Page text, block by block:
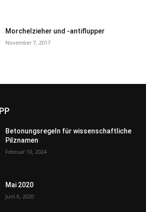
Morchelzieher und -antiflupper
November 7, 2017
Betonungsregeln für wissenschaftliche
Pilznamen
Februar 10, 2024
Mai 2020
Juni 6, 2020